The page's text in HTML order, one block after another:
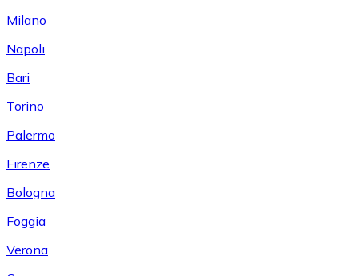
Milano
Napoli
Bari
Torino
Palermo
Firenze
Bologna
Foggia
Verona